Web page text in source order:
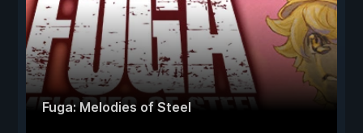
Fuga: Melodies of Steel